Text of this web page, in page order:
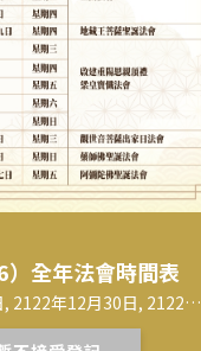
全年法會時間表
2122年12月30日, 2122年